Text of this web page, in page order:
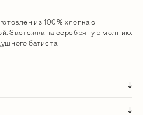
из 100% хлопка с
Застежка на серебряную молнию.
батиста.